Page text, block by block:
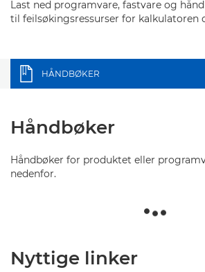
Last ned programvare, fastvare og
til feilsøkingsressurser for kalkulatoren
HÅNDBØKER
Håndbøker
Håndbøker for produktet eller
nedenfor.
Nyttige linker